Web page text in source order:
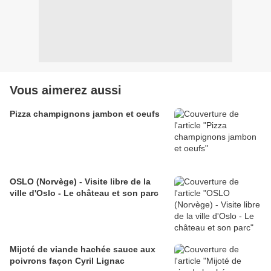
Vous aimerez aussi
Pizza champignons jambon et oeufs
OSLO (Norvège) - Visite libre de la
ville d'Oslo - Le château et son parc
Mijoté de viande hachée sauce aux
poivrons façon Cyril Lignac